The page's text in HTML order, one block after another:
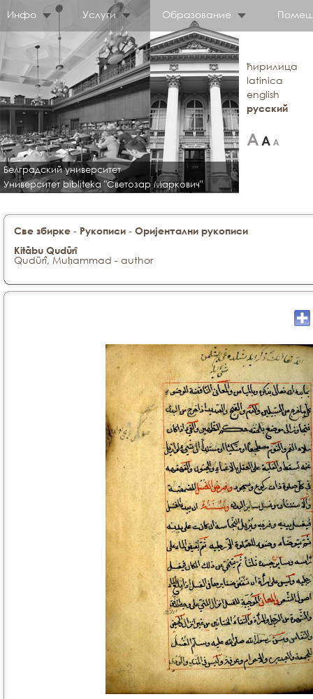
Инфо Услуги Образование
Белградский университет
Университет bibliteka "Светозар Маркович"
ћирилица
latinica
english
русский
Све збирке - Рукописи - Оријентални рукописи
Kitābu Qudūrî
Qudūrî, Muḥammad - author